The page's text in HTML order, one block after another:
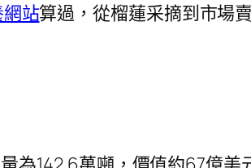
站算過，從榴蓮采摘到市場